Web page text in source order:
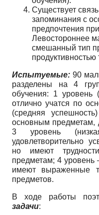
Существует
запоминания с
предпочтения
Левостороннее
смешанный тип
продуктивностью
Испытуемые: 90
разделены на 4
обучения: 1 уровень
отлично учатся по
(средняя
основным предметам,
3 уровень
удовлетворительно
но имеют
предметам; 4 уровень
имеют выраженные
предметов.
В ходе работы
задачи: